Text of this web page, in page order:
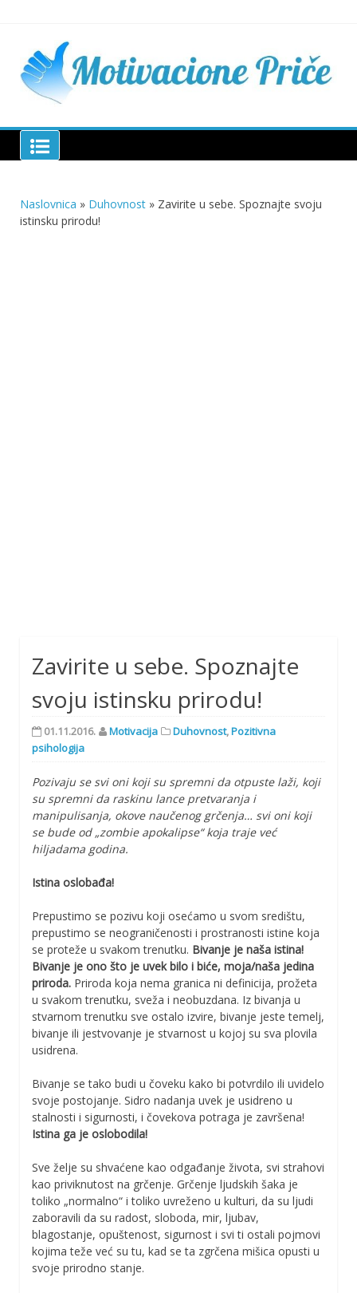
Motivacione Priče
Naslovnica » Duhovnost » Zavirite u sebe. Spoznajte svoju
istinsku prirodu!
Zavirite u sebe. Spoznajte
svoju istinsku prirodu!
01.11.2016. Motivacija Duhovnost,Pozitivna
psihologija
Pozivaju se svi oni koji su spremni da otpuste laži, koji
su spremni da raskinu lance pretvaranja i
manipulisanja, okove naučenog grčenja… svi oni koji
se bude od „zombie apokalipse“ koja traje već
hiljadama godina.
Istina oslobađa!
Prepustimo se pozivu koji osećamo u svom središtu,
prepustimo se neograničenosti i prostranosti istine koja
se proteže u svakom trenutku. Bivanje je naša istina!
Bivanje je ono što je uvek bilo i biće, moja/naša jedina
priroda. Priroda koja nema granica ni definicija, prožeta
u svakom trenutku, sveža i neobuzdana. Iz bivanja u
stvarnom trenutku sve ostalo izvire, bivanje jeste temelj,
bivanje ili jestvovanje je stvarnost u kojoj su sva plovila
usidrena.
Bivanje se tako budi u čoveku kako bi potvrdilo ili uvidelo
svoje postojanje. Sidro nadanja uvek je usidreno u
stalnosti i sigurnosti, i čovekova potraga je završena!
Istina ga je oslobodila!
Sve želje su shvaćene kao odgađanje života, svi strahovi
kao priviknutost na grčenje. Grčenje ljudskih šaka je
toliko „normalno“ i toliko uvreženo u kulturi, da su ljudi
zaboravili da su radost, sloboda, mir, ljubav,
blagostanje, opuštenost, sigurnost i svi ti ostali pojmovi
kojima teže već su tu, kad se ta zgrčena mišica opusti u
svoje prirodno stanje.